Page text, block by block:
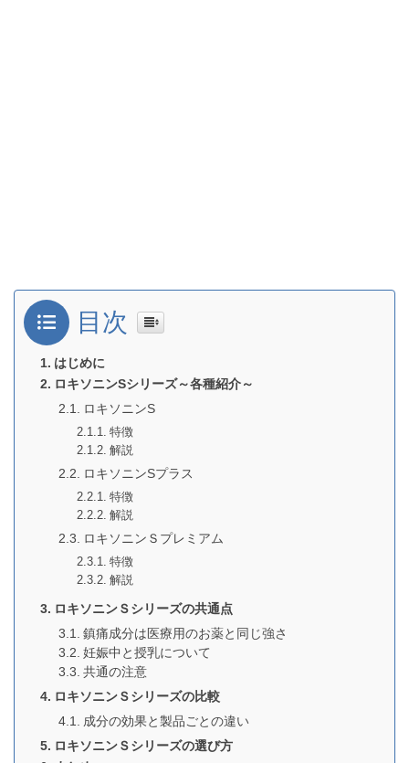
目次
はじめに
ロキソニンSシリーズ～各種紹介～
ロキソニンS
特徴
解説
ロキソニンSプラス
特徴
解説
ロキソニンＳプレミアム
特徴
解説
ロキソニンＳシリーズの共通点
鎮痛成分は医療用のお薬と同じ強さ
妊娠中と授乳について
共通の注意
ロキソニンＳシリーズの比較
成分の効果と製品ごとの違い
ロキソニンＳシリーズの選び方